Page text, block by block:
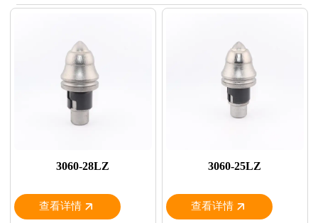
3060-28LZ
查看详情
3060-25LZ
查看详情